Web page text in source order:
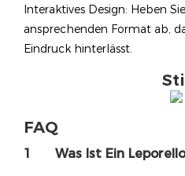
Interaktives Design: Heben
ansprechenden Format ab,
Eindruck hinterlässt.
FAQ
1 Was Ist Ein